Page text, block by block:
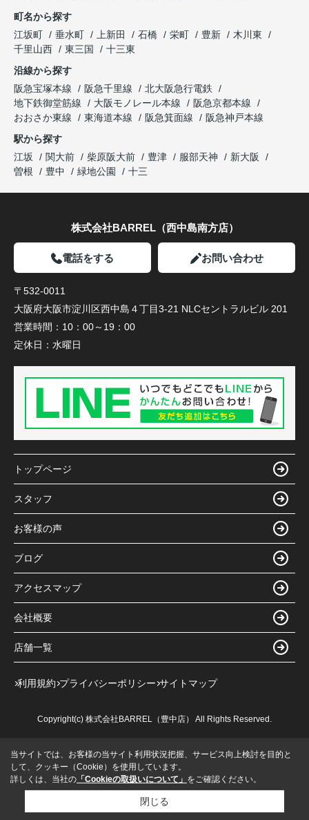
町名から探す
江坂町
垂水町 上新田 石橋 栄町 豊新
木川東
千里山西
東三国
十三東
沿線から探す
阪急宝塚本線
阪急千里線
北大阪急行電鉄
地下鉄御堂筋線
大阪モノレール本線
阪急京都本線
おおさか東線
東海道本線 阪急箕面線
阪急神戸本線
駅から探す
江坂
関大前 柴原阪大前 豊津 服部天神
新大阪
曽根
豊中 緑地公園 十三
株式会社BARREL（西中島南方店）
電話をする お問い合わせ
〒532-0011
大阪府大阪市淀川区西中島４丁目3-21 NLCセントラルビル 201
営業時間： 10：00～19：00
定休日： 水曜日
トップページ
スタッフ
お客様の声
ブログ
アクセスマップ
会社概要
店舗一覧
利用規約 プライバシーポリシー サイトマップ
Copyright(c) 株式会社BARREL（豊中店） All Rights Reserved.
当サイトでは、お客様の当サイト利用状況把握、サービス向上検討を目的と
して、クッキー（Cookie）を使用しています。
詳しくは、当社の 「Cookieの取扱いについて」 をご確認ください。
閉じる